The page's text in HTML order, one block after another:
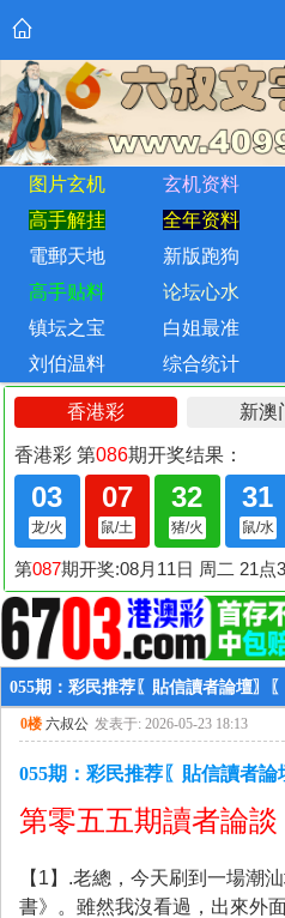
图片玄机 玄机资料
高手解挂
全年资料
電郵天地
新版跑狗
高手贴料
论坛心水
镇坛之宝
白姐最准
刘伯温料
综合统计
055期：彩民推荐〖貼信讀者論壇〗
0楼 六叔公 发表于: 2026-05-23 18:13
055期：彩民推荐〖貼信讀者論
第零五五期讀者論談
【1】.老總，今天刷到一場潮
書》。雖然我沒看過，出來外